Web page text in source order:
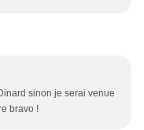
sinon je serai venue
bravo !